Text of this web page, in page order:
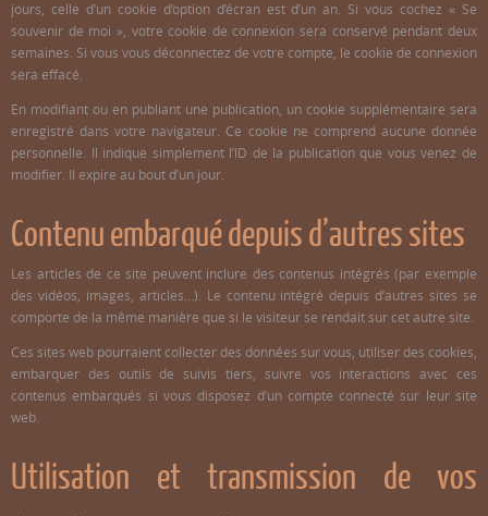
jours, celle d’un cookie d’option d’écran est d’un an. Si vous cochez « Se
souvenir de moi », votre cookie de connexion sera conservé pendant deux
semaines. Si vous vous déconnectez de votre compte, le cookie de connexion
sera effacé.
En modifiant ou en publiant une publication, un cookie supplémentaire sera
enregistré dans votre navigateur. Ce cookie ne comprend aucune donnée
personnelle. Il indique simplement l’ID de la publication que vous venez de
modifier. Il expire au bout d’un jour.
Contenu embarqué depuis d’autres sites
Les articles de ce site peuvent inclure des contenus intégrés (par exemple
des vidéos, images, articles…). Le contenu intégré depuis d’autres sites se
comporte de la même manière que si le visiteur se rendait sur cet autre site.
Ces sites web pourraient collecter des données sur vous, utiliser des cookies,
embarquer des outils de suivis tiers, suivre vos interactions avec ces
contenus embarqués si vous disposez d’un compte connecté sur leur site
web.
Utilisation et transmission de vos